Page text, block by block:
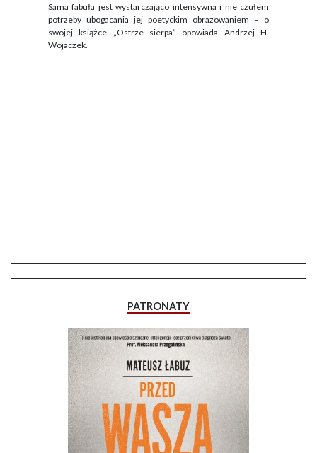
Sama fabuła jest wystarczająco intensywna i nie czułem
potrzeby ubogacania jej poetyckim obrazowaniem – o
swojej książce „Ostrze sierpa” opowiada Andrzej H.
Wojaczek.
PATRONATY